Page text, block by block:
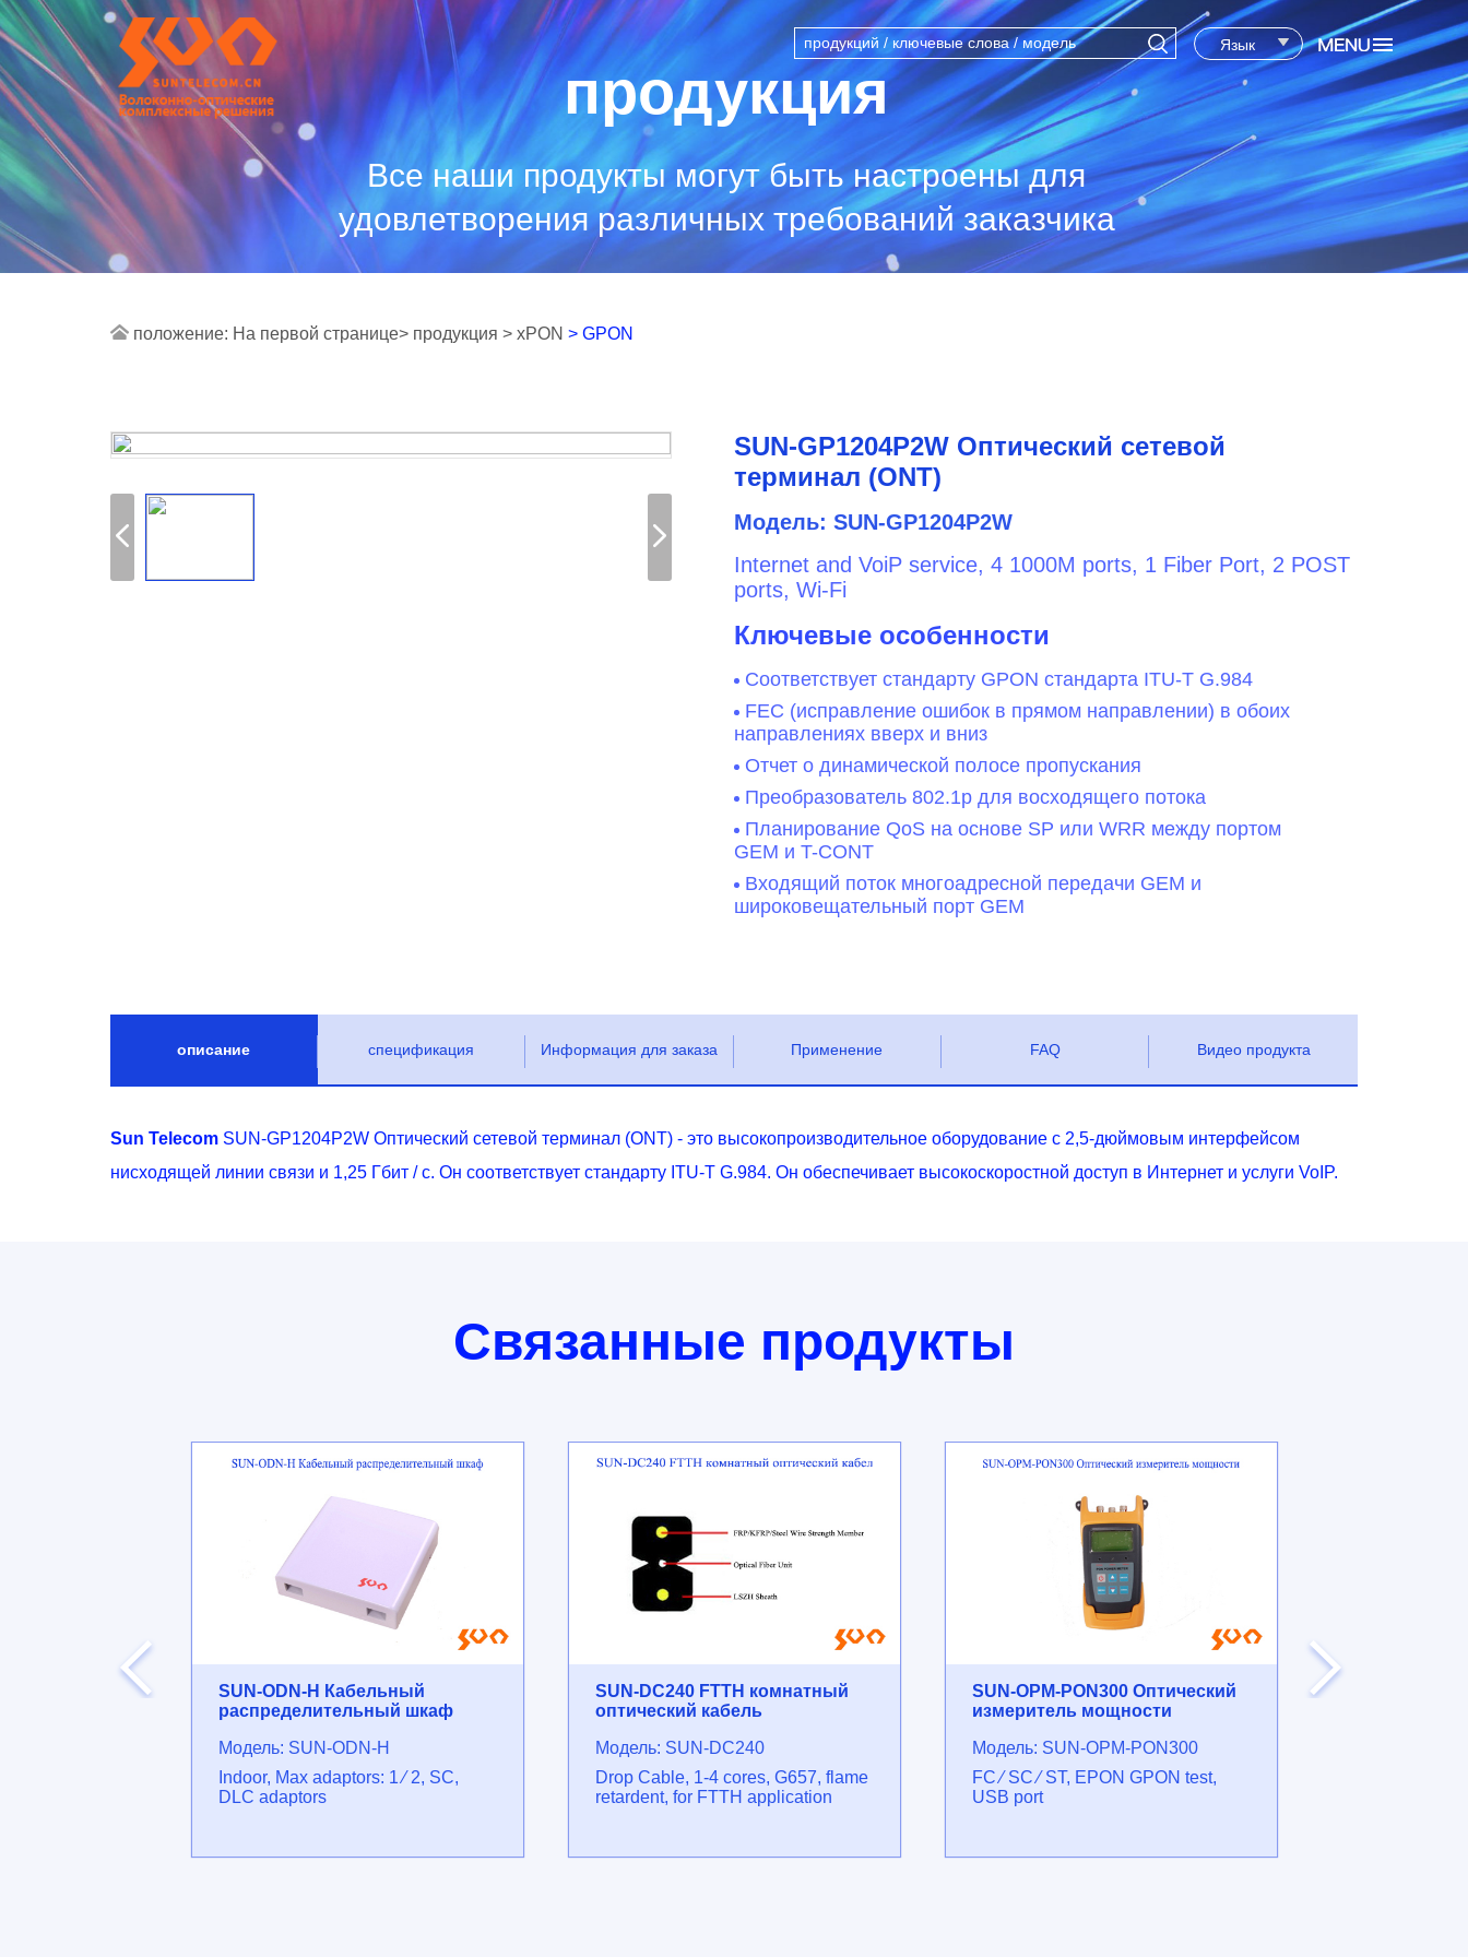
Язык
продукция
Все наши продукты могут быть настроены для
удовлетворения различных требований заказчика
положение: На первой странице> продукция > xPON > GPON
SUN-GP1204P2W Оптический сетевой
терминал (ONT)
Модель: SUN-GP1204P2W
Internet and VoiP service, 4 1000M ports, 1 Fiber Port, 2 POST
ports, Wi-Fi
Ключевые особенности
Соответствует стандарту GPON стандарта ITU-T G.984
FEC (исправление ошибок в прямом направлении) в обоих
направлениях вверх и вниз
Отчет о динамической полосе пропускания
Преобразователь 802.1p для восходящего потока
Планирование QoS на основе SP или WRR между портом
GEM и T-CONT
Входящий поток многоадресной передачи GEM и
широковещательный порт GEM
описание спецификация Информация для заказа Применение FAQ Видео продукта
Sun TelecomSUN-GP1204P2W Оптический сетевой терминал (ONT) - это высокопроизводительное оборудование с 2,5-дюймовым интерфейсом
нисходящей линии связи и 1,25 Гбит / с. Он соответствует стандарту ITU-T G.984. Он обеспечивает высокоскоростной доступ в Интернет и услуги VoIP.
Связанные продукты
SUN-ODN-H Кабельный
распределительный шкаф
Модель: SUN-ODN-H
Indoor, Max adaptors: 1 ⁄ 2, SC,
DLC adaptors
SUN-DC240 FTTH комнатный
оптический кабель
Модель: SUN-DC240
Drop Cable, 1-4 cores, G657, flame
retardent, for FTTH application
SUN-OPM-PON300 Оптический
измеритель мощности
Модель: SUN-OPM-PON300
FC ⁄ SC ⁄ ST, EPON GPON test,
USB port